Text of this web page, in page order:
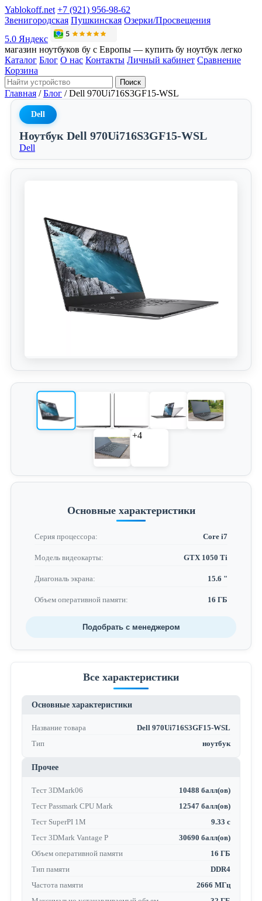
Yablokoff.net +7 (921) 956-98-62
Звенигородская Пушкинская Озерки/Просвещения
5.0 Яндекс
магазин ноутбуков бу с Европы — купить бу ноутбук легко
Каталог Блог О нас Контакты Личный кабинет Сравнение
Корзина
Поиск
Главная / Блог / Dell 970Ui716S3GF15-WSL
Dell
Ноутбук Dell 970Ui716S3GF15-WSL
Dell
+4
Основные характеристики
Серия процессора: Core i7
Модель видеокарты: GTX 1050 Ti
Диагональ экрана: 15.6 "
Объем оперативной памяти: 16 ГБ
Подобрать с менеджером
Все характеристики
Основные характеристики
Название товара
Dell 970Ui716S3GF15-WSL
Тип
ноутбук
Прочее
Тест 3DMark06
10488 балл(ов)
Тест Passmark CPU Mark
12547 балл(ов)
Тест SuperPI 1M
9.33 с
Тест 3DMark Vantage P
30690 балл(ов)
Объем оперативной памяти
16 ГБ
Тип памяти
DDR4
Частота памяти
2666 МГц